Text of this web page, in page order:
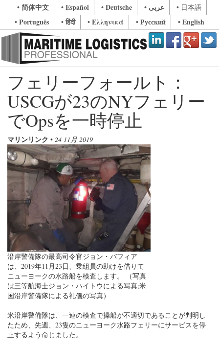
• 简体中文 • Español • Deutsche • عربى • 日本語
• Português • हिंदी • Ελληνικά • Русский • English
フェリーフォールト：
USCGが23のNYフェリー
でOpsを一時停止
マリンリンク • 24 11月 2019
沿岸警備隊の最高司令官ジョン・バフィア
は、2019年11月23日、乗組員の助けを借りて
ニューヨークの水路船を検査します。 （写真
は三等航海士ジョン・ハイトウによる写真;米
国沿岸警備隊による礼儀の写真）
米沿岸警備隊は、一連の検査で操船が不適切であることが判明し
たため、先週、23隻のニューヨーク水路フェリーにサービスを停
止するよう命じました。